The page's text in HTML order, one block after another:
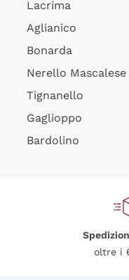
Lacrima
Aglianico
Bonarda
Nerello Mascalese
Tignanello
Gaglioppo
Bardolino
oltre i